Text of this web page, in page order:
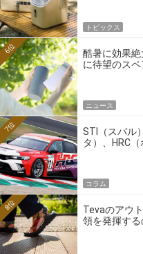
トピックス
酷暑に効果絶
に待望のス
6位
ニュース
STI（スバル
タ）、HRC
7位
コラム
Tevaのアウ
領を発揮する
8位